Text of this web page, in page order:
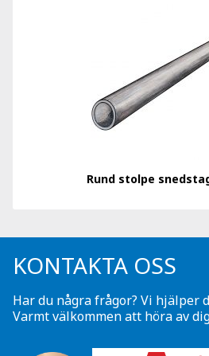
Rund stolpe
KONTAKTA OSS
Har du några frågor? Vi hjälper
Varmt välkommen att höra av